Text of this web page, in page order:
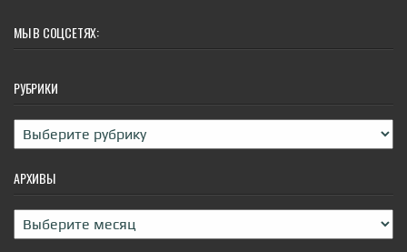
который охотился на динозавров
naked-science.ru | 2 hours ago
МЫ В СОЦСЕТЯХ:
РУБРИКИ
Рубрики
АРХИВЫ
Архивы